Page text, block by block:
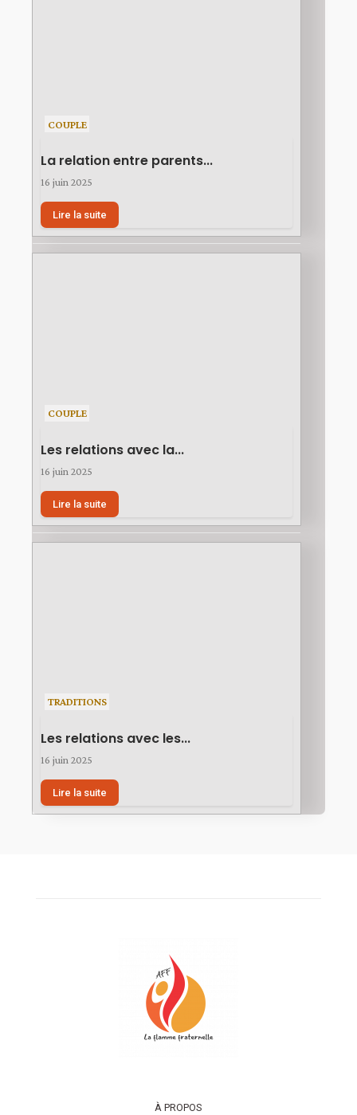
COUPLE
La relation entre parents...
16 juin 2025
Lire la suite
COUPLE
Les relations avec la...
16 juin 2025
Lire la suite
TRADITIONS
Les relations avec les...
16 juin 2025
Lire la suite
À PROPOS